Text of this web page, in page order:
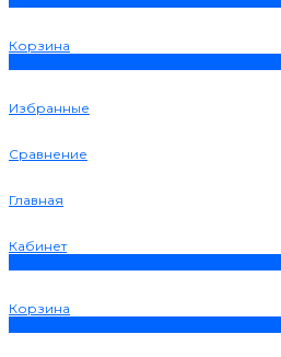
Корзина
Избранные
Сравнение
Главная
Кабинет
Корзина